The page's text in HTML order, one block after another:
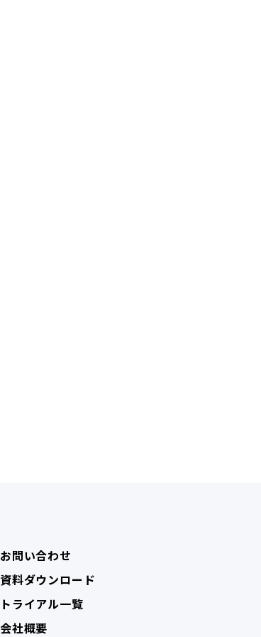
お問い合わせ
資料ダウンロード
トライアル一覧
会社概要